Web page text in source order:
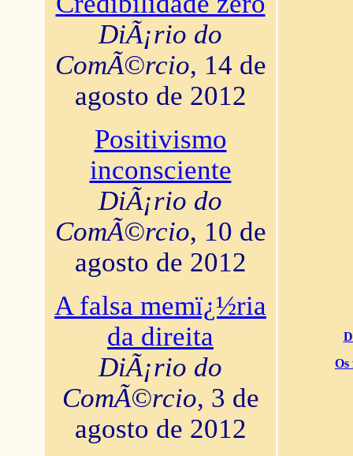
DiÃ¡rio do
ComÃ©rcio, 14 de
agosto de 2012
Positivismo
inconsciente
DiÃ¡rio do
ComÃ©rcio, 10 de
agosto de 2012
A falsa memï¿½ria
da direita
DiÃ¡rio do
ComÃ©rcio, 3 de
agosto de 2012
Os